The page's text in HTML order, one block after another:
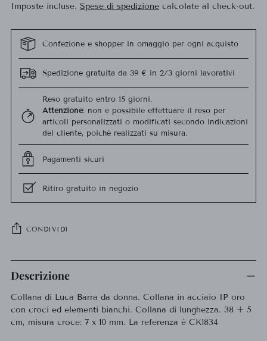
Imposte incluse. Spese di spedizione calcolate al check-out.
Confezione e shopper in omaggio per ogni acquisto
Spedizione gratuita da 39 € in 2/3 giorni lavorativi
Reso gratuito entro 15 giorni.
Attenzione: non è possibile effettuare il reso per
articoli personalizzati o modificati secondo indicazioni
del cliente, poiché realizzati su misura.
Pagamenti sicuri
Ritiro gratuito in negozio
CONDIVIDI
Aggiungere
un
al
carrello...
Descrizione
Collana di Luca Barra da donna. Collana in acciaio IP oro
con croci ed elementi bianchi. Collana di lunghezza. 38 + 5
cm, misura croce: 7 x 10 mm. La referenza è CK1834